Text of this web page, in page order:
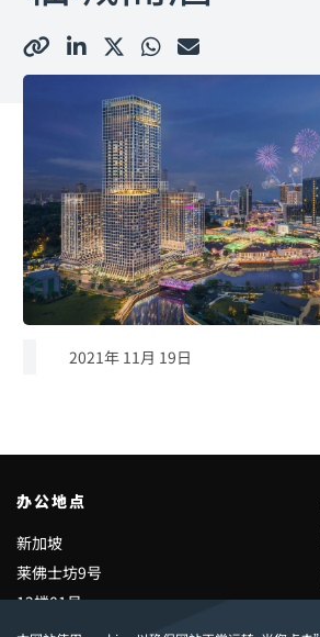
2021年 11月 19日
办公地点
新加坡
莱佛士坊9号
12楼01号
共和大厦